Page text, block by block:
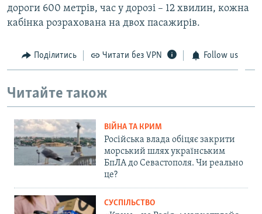
дороги 600 метрів, час у дорозі – 12 хвилин, кожна
кабінка розрахована на двох пасажирів.
Поділитись Читати без VPN Follow us
Читайте також
ВІЙНА ТА КРИМ
Російська влада обіцяє закрити
морський шлях українським
БпЛА до Севастополя. Чи реально
це?
СУСПІЛЬСТВО